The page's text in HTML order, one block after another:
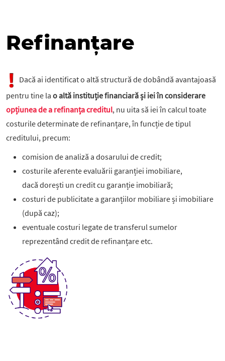
Refinanțare
Dacă ai identificat o altă structură de dobândă avantajoasă
pentru tine la o altă instituție financiară și iei în considerare
opțiunea de a refinanța creditul, nu uita să iei în calcul toate
costurile determinate de refinanțare, în funcție de tipul
creditului, precum:
comision de analiză a dosarului de credit;
costurile aferente evaluării garanției imobiliare,
dacă dorești un credit cu garanție imobiliară;
costuri de publicitate a garanțiilor mobiliare și imobiliare
(după caz);
eventuale costuri legate de transferul sumelor
reprezentând credit de refinanțare etc.